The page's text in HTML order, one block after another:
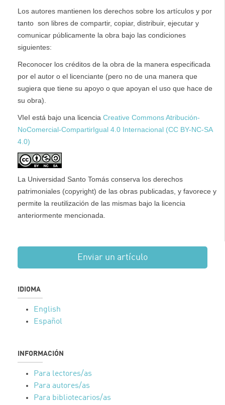
Los autores mantienen los derechos sobre los artículos y por
tanto son libres de compartir, copiar, distribuir, ejecutar y
comunicar públicamente la obra bajo las condiciones
siguientes:
Reconocer los créditos de la obra de la manera especificada
por el autor o el licenciante (pero no de una manera que
sugiera que tiene su apoyo o que apoyan el uso que hace de
su obra).
VIeI está bajo una licencia Creative Commons Atribución-
NoComercial-CompartirIgual 4.0 Internacional (CC BY-NC-SA
4.0)
La Universidad Santo Tomás conserva los derechos
patrimoniales (copyright) de las obras publicadas, y favorece y
permite la reutilización de las mismas bajo la licencia
anteriormente mencionada.
Enviar un artículo
IDIOMA
English
Español
INFORMACIÓN
Para lectores/as
Para autores/as
Para bibliotecarios/as